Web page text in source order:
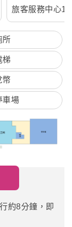
旅客服務中心1F
所
梯
幣
車場
約8分鐘，即